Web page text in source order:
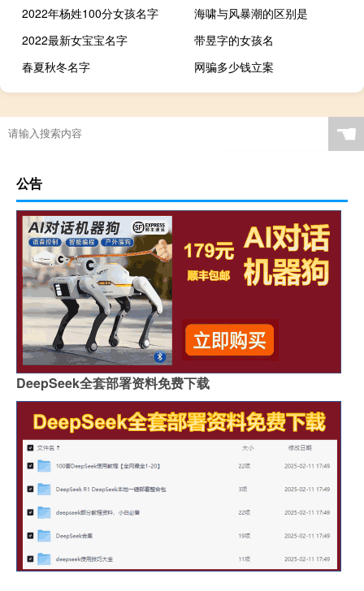
2022年杨姓100分女孩名字
海啸与风暴潮的区别是
2022最新女宝宝名字
带昱字的女孩名
春夏秋冬名字
网骗多少钱立案
☚
公告
DeepSeek全套部署资料免费下载